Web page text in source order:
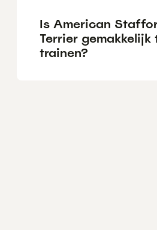
Is American
Terrier gemakkelijk
trainen?